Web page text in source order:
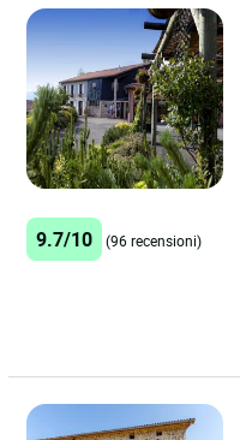
9.7/10 (96 recensioni)